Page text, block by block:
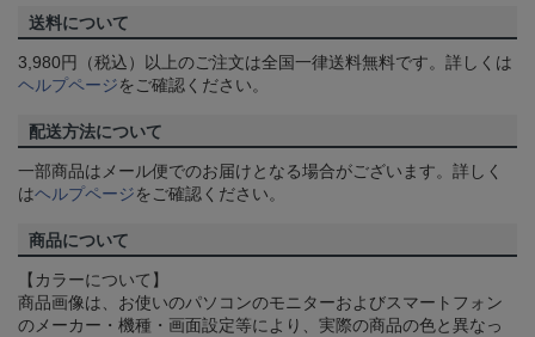
送料について
3,980円（税込）以上のご注文は全国一律送料無料です。詳しくは
ヘルプページをご確認ください。
配送方法について
一部商品はメール便でのお届けとなる場合がございます。詳しく
はヘルプページをご確認ください。
商品について
【カラーについて】
商品画像は、お使いのパソコンのモニターおよびスマートフォン
のメーカー・機種・画面設定等により、実際の商品の色と異なっ